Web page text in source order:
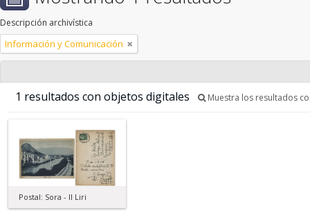
Descripción archivística
Información y Comunicación
1 resultados con objetos digitales Muestra los resultados
Postal: Sora - Il Liri